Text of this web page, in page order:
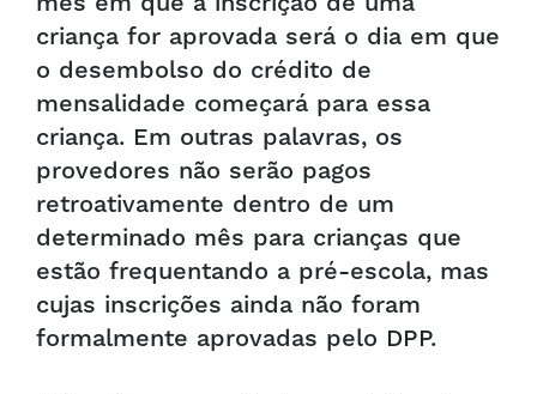
criança for aprovada será o dia em que
o desembolso do crédito de
mensalidade começará para essa
criança. Em outras palavras, os
provedores não serão pagos
retroativamente dentro de um
determinado mês para crianças que
estão frequentando a pré-escola, mas
cujas inscrições ainda não foram
formalmente aprovadas pelo DPP.